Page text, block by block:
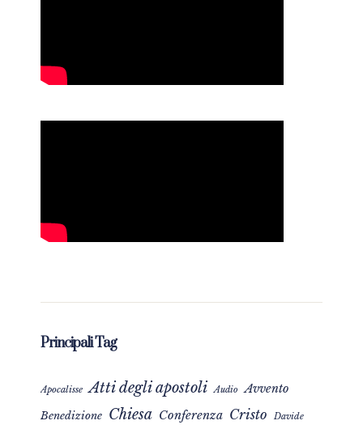
Principali Tag
Apocalisse Atti degli apostoli Audio Avvento
Benedizione Chiesa Conferenza Cristo Davide